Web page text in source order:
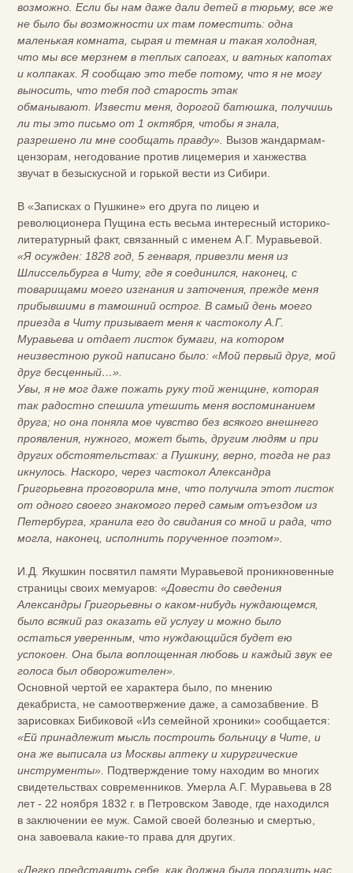
возможно. Если бы нам даже дали детей в тюрьму, все же
не было бы возможности их там поместить: одна
маленькая комната, сырая и темная и такая холодная,
что мы все мерзнем в теплых сапогах, и ватных капотах
и колпаках. Я сообщаю это тебе потому, что я не могу
выносить, что тебя под старость этак
обманывают. Извести меня, дорогой батюшка, получишь
ли ты это письмо от 1 октября, чтобы я знала,
разрешено ли мне сообщать правду».
Вызов жандармам-
цензорам, негодование против лицемерия и ханжества
звучат в безыскусной и горькой вести из Сибири.
В «Записках о Пушкине» его друга по лицею и
революционера Пущина есть весьма интересный историко-
литературный факт, связанный с именем А.Г. Муравьевой.
«Я осужден: 1828 год, 5 генваря, привезли меня из
Шлиссельбурга в Читу, где я соединился, наконец, с
товарищами моего изгнания и заточения, прежде меня
прибывшими в тамошний острог. В самый день моего
приезда в Читу призывает меня к частоколу А.Г.
Муравьева и отдает листок бумаги, на котором
неизвестною рукой написано было: «Мой первый друг, мой
друг бесценный…».
Увы, я не мог даже пожать руку той женщине, которая
так радостно спешила утешить меня воспоминанием
друга; но она поняла мое чувство без всякого внешнего
проявления, нужного, может быть, другим людям и при
других обстоятельствах: а Пушкину, верно, тогда не раз
икнулось. Наскоро, через частокол Александра
Григорьевна проговорила мне, что получила этот листок
от одного своего знакомого перед самым отъездом из
Петербурга, хранила его до свидания со мной и рада, что
могла, наконец, исполнить порученное поэтом».
И.Д. Якушкин посвятил памяти Муравьевой проникновенные
страницы своих мемуаров: «Довести до сведения
Александры Григорьевны о каком-нибудь нуждающемся,
было всякий раз оказать ей услугу и можно было
остаться уверенным, что нуждающийся будет ею
успокоен. Она была воплощенная любовь и каждый звук ее
голоса был обворожителен».
Основной чертой ее характера было, по мнению
декабриста, не самоотвержение даже, а самозабвение. В
зарисовках Бибиковой «Из семейной хроники» сообщается:
«Ей принадлежит мысль построить больницу в Чите, и
она же выписала из Москвы аптеку и хирургические
инструменты».
Подтверждение тому находим во многих
свидетельствах современников. Умерла А.Г. Муравьева в 28
лет - 22 ноября 1832 г. в Петровском Заводе, где находился
в заключении ее муж. Самой своей болезнью и смертью,
она завоевала какие-то права для других.
«Легко представить себе, как должна была поразить нас